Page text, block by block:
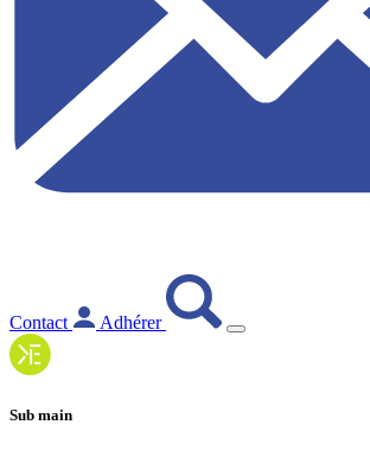
Contact Adhérer
Sub main